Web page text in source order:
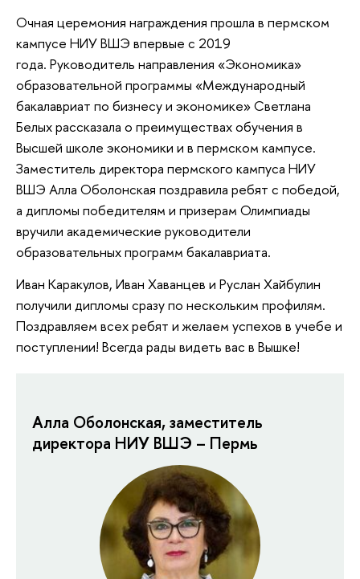
Очная церемония награждения прошла в пермском
кампусе НИУ ВШЭ впервые с 2019
года. Руководитель направления «Экономика»
образовательной программы «Международный
бакалавриат по бизнесу и экономике» Светлана
Белых рассказала о преимуществах обучения в
Высшей школе экономики и в пермском кампусе.
Заместитель директора пермского кампуса НИУ
ВШЭ Алла Оболонская поздравила ребят с победой,
а дипломы победителям и призерам Олимпиады
вручили академические руководители
образовательных программ бакалавриата.
Иван Каракулов, Иван Хаванцев и Руслан Хайбулин
получили дипломы сразу по нескольким профилям.
Поздравляем всех ребят и желаем успехов в учебе и
поступлении! Всегда рады видеть вас в Вышке!
Алла Оболонская, заместитель
директора НИУ ВШЭ – Пермь